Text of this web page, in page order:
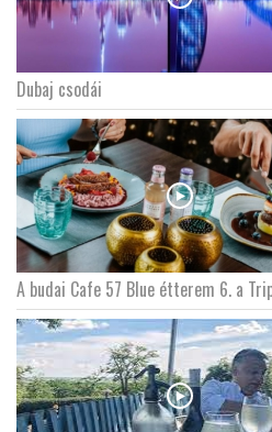
Dubaj csodái
A budai Cafe 57 Blue étterem 6. a